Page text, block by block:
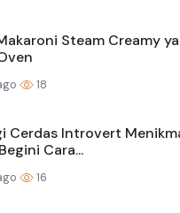
Steam Creamy
18
Cerdas Introvert
Cara...
16